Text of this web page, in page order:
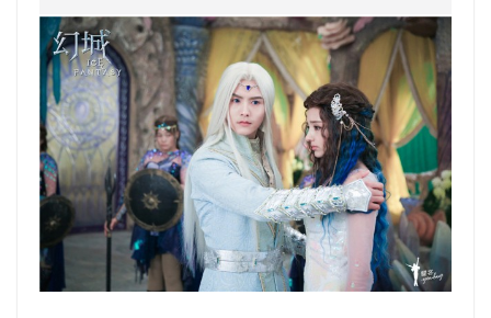
e
b
o
o
k
W
ei
b
o
s
A
p
p
h
at
er l y
Li
n
k